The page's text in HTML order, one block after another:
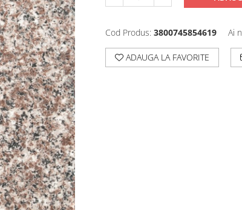
Cod Produs: 3800745854619 Ai
ADAUGA LA FAVORITE